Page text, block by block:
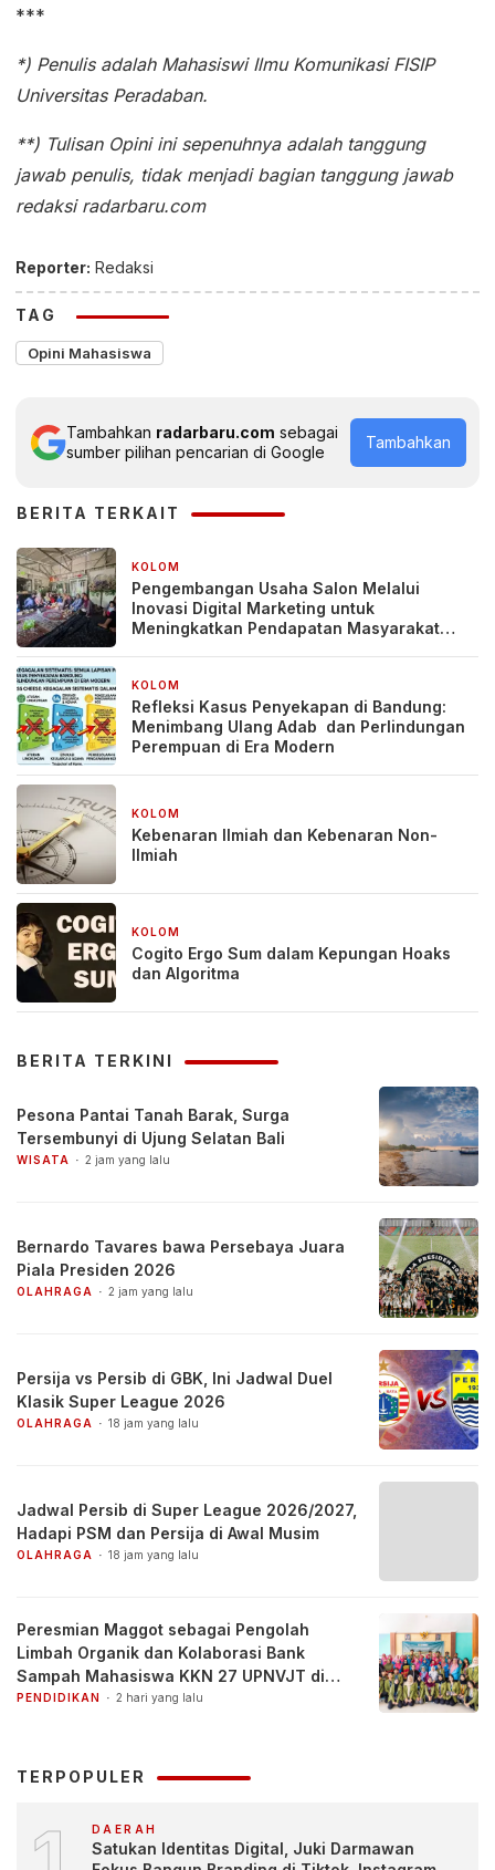
***
*) Penulis adalah Mahasiswi Ilmu Komunikasi FISIP
Universitas Peradaban.
**) Tulisan Opini ini sepenuhnya adalah tanggung
jawab penulis, tidak menjadi bagian tanggung jawab
redaksi radarbaru.com
Reporter: Redaksi
TAG
Opini Mahasiswa
Tambahkan radarbaru.com sebagai
sumber pilihan pencarian di Google
Tambahkan
BERITA TERKAIT
KOLOM
Pengembangan Usaha Salon Melalui
Inovasi Digital Marketing untuk
Meningkatkan Pendapatan Masyarakat
KOLOM
Refleksi Kasus Penyekapan di Bandung:
Menimbang Ulang Adab dan Perlindungan
Perempuan di Era Modern
KOLOM
Kebenaran Ilmiah dan Kebenaran Non-
Ilmiah
KOLOM
Cogito Ergo Sum dalam Kepungan Hoaks
dan Algoritma
BERITA TERKINI
Pesona Pantai Tanah Barak, Surga
Tersembunyi di Ujung Selatan Bali
WISATA 2 jam yang lalu
Bernardo Tavares bawa Persebaya Juara
Piala Presiden 2026
OLAHRAGA 2 jam yang lalu
Persija vs Persib di GBK, Ini Jadwal Duel
Klasik Super League 2026
OLAHRAGA 18 jam yang lalu
Jadwal Persib di Super League 2026/2027,
Hadapi PSM dan Persija di Awal Musim
OLAHRAGA 18 jam yang lalu
Peresmian Maggot sebagai Pengolah
Limbah Organik dan Kolaborasi Bank
Sampah Mahasiswa KKN 27 UPNVJT di
Desa Pacul, Bojonegoro
PENDIDIKAN 2 hari yang lalu
TERPOPULER
DAERAH
Satukan Identitas Digital, Juki Darmawan